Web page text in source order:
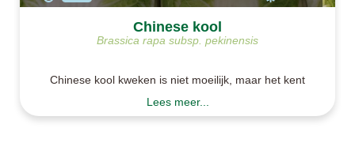
Chinese kool
Brassica rapa subsp. pekinensis
Chinese kool kweken is niet moeilijk, maar het kent
wel wat uitdagingen. Zo kan Chinese kool
Lees meer...